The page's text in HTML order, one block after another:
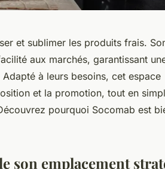
et sublimer les produits frais.
aux marchés, garantissant
à leurs besoins, cet espace
et la promotion, tout en
pourquoi Socomab est
son emplacement